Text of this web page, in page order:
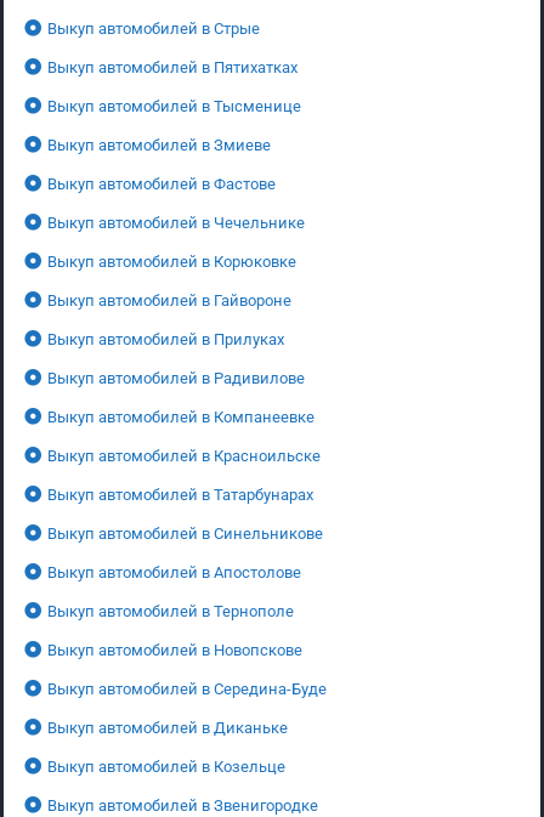
Выкуп автомобилей в Стрые
Выкуп автомобилей в Пятихатках
Выкуп автомобилей в Тысменице
Выкуп автомобилей в Змиеве
Выкуп автомобилей в Фастове
Выкуп автомобилей в Чечельнике
Выкуп автомобилей в Корюковке
Выкуп автомобилей в Гайвороне
Выкуп автомобилей в Прилуках
Выкуп автомобилей в Радивилове
Выкуп автомобилей в Компанеевке
Выкуп автомобилей в Красноильске
Выкуп автомобилей в Татарбунарах
Выкуп автомобилей в Синельникове
Выкуп автомобилей в Апостолове
Выкуп автомобилей в Тернополе
Выкуп автомобилей в Новопскове
Выкуп автомобилей в Середина-Буде
Выкуп автомобилей в Диканьке
Выкуп автомобилей в Козельце
Выкуп автомобилей в Звенигородке